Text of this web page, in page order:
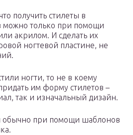
получить стилеты в
можно только при помощи
акрилом. И сделать их
ногтевой пластине, не
ногти, то не в коему
им форму стилетов –
так и изначальный дизайн.
обычно при помощи шаблонов